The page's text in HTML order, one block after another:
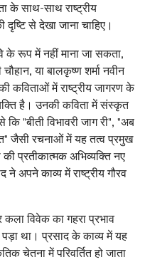
के साथ-साथ राष्ट्रीय
से देखा जाना चाहिए।
के रूप में नहीं माना जा सकता,
या बालकृष्ण शर्मा नवीन
कविताओं में राष्ट्रीय जागरण के
है। उनकी कविता में संस्कृत
"बीती विभावरी जाग री", "अब
जैसी रचनाओं में यह तत्व प्रमुख
की प्रतीकात्मक अभिव्यक्ति नए
अपने काव्य में राष्ट्रीय गौरव
विवेक का गहरा प्रभाव
था। प्रसाद के काव्य में यह
चेतना में परिवर्तित हो जाता